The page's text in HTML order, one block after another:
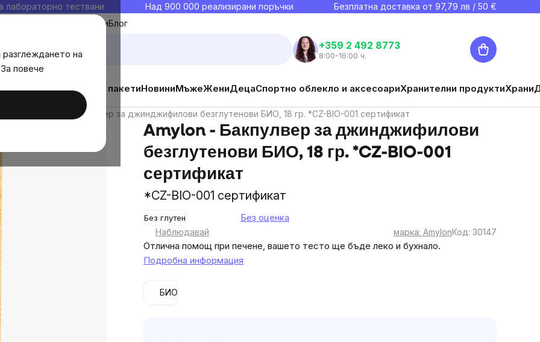
на
повече
лабораторно тествани Над 900 000 реализирани поръчки Безплатна доставка от 97,79 лв / 50 €
Моите любимиБлог
+359 2 492 8773
8:00-16:00 ч.
Количка
добавкиИзгодни пакетиНовиниМъжеЖениДецаСпортно облекло и аксесоариХранителни продуктиХрани
Amylon - Бакпулвер за джинджифилови безглутенови БИО, 18 гр. *CZ-BIO-001 сертификат
Amylon - Бакпулвер за джинджифилови
безглутенови БИО, 18 гр. *CZ-BIO-001
сертификат
*CZ-BIO-001 сертификат
Без глутен
average
product
rating
Без оценка
Наблюдавай марка: AmylonКод: 30147
Отлична помощ при печене, вашето тесто ще бъде леко и бухнало.
Подробна информация
БИО